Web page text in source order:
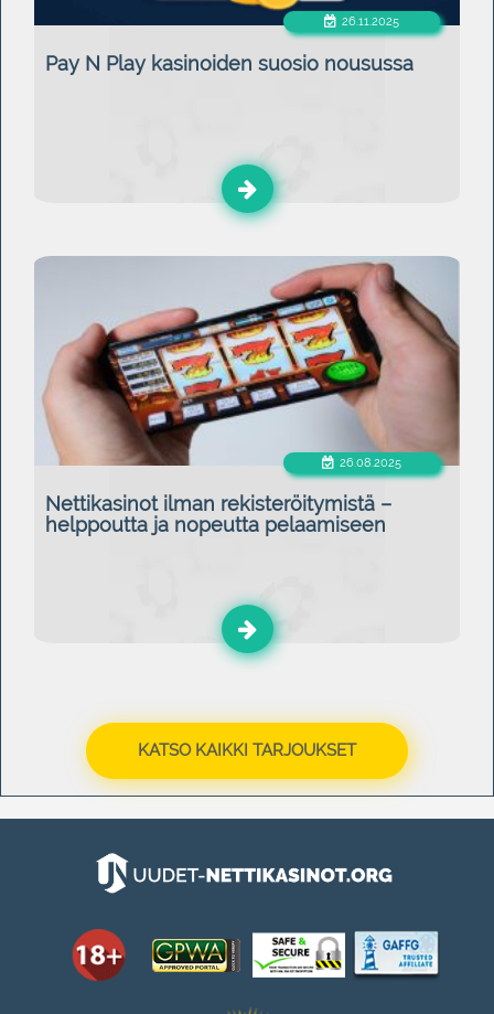
26.11.2025
Pay N Play kasinoiden suosio nousussa
26.08.2025
Nettikasinot ilman rekisteröitymistä –
helppoutta ja nopeutta pelaamiseen
KATSO KAIKKI TARJOUKSET